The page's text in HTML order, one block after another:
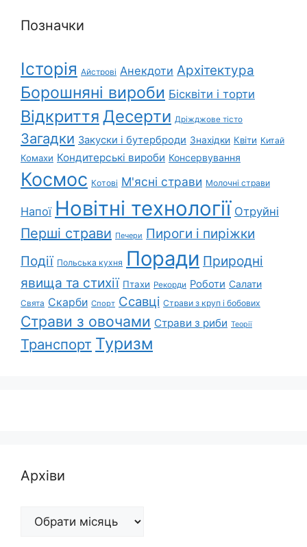
Позначки
Історія Айстрові Анекдоти Архітектура
Борошняні вироби Бісквіти і торти
Відкриття Десерти Дріжджове тісто
Загадки Закуски і бутерброди Знахідки Квіти Китай
Комахи Кондитерські вироби Консервування
Космос Котові М'ясні страви Молочні страви
Напої Новітні технології Отруйні
Перші страви Печери Пироги і пиріжки
Події Польська кухня Поради Природні
явища та стихії Птахи Рекорди Роботи Салати
Свята Скарби Спорт Ссавці Страви з круп і бобових
Страви з овочами Страви з риби Теорії
Транспорт Туризм
Архіви
Архіви